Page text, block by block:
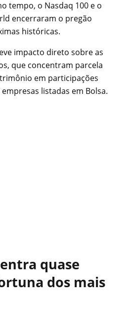
tempo, o Nasdaq 100 e o
encerraram o pregão
históricas.
impacto direto sobre as
que concentram parcela
em participações
listadas em Bolsa.
quase
dos mais